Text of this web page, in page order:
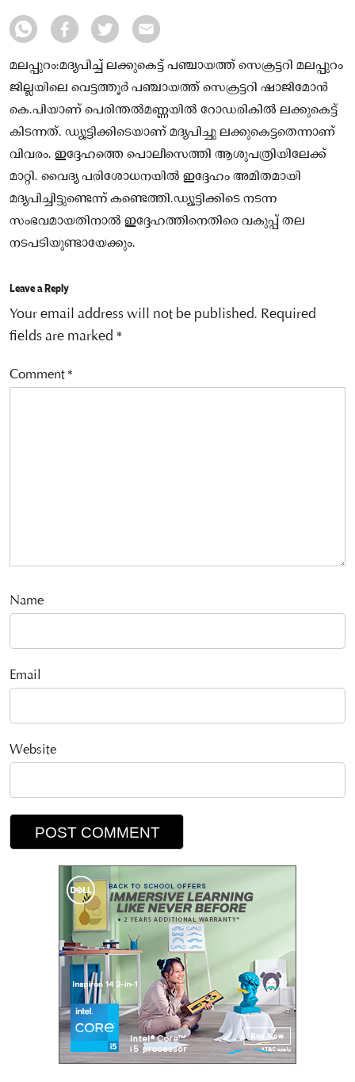
മലപ്പുറം:മദ്യപിച്ച് ലക്കുകെട്ട് പഞ്ചായത്ത് സെക്രട്ടറി മലപ്പുറം
ജില്ലയിലെ വെട്ടത്തൂർ പഞ്ചായത്ത് സെക്രട്ടറി ഷാജിമോൻ
കെ.പിയാണ് പെരിന്തൽമണ്ണയിൽ റോഡരികിൽ ലക്കുകെട്ട്
കിടന്നത്. ഡ്യൂട്ടിക്കിടെയാണ് മദ്യപിച്ചു ലക്കുകെട്ടതെന്നാണ്
വിവരം. ഇദ്ദേഹത്തെ പൊലീസെത്തി ആശുപത്രിയിലേക്ക്
മാറ്റി. വൈദ്യ പരിശോധനയിൽ ഇദ്ദേഹം അമിതമായി
മദ്യപിച്ചിട്ടുണ്ടെന്ന് കണ്ടെത്തി.ഡ്യൂട്ടിക്കിടെ നടന്ന
സംഭവമായതിനാൽ ഇദ്ദേഹത്തിനെതിരെ വകുപ്പ് തല
നടപടിയുണ്ടായേക്കും.
Leave a Reply
Your email address will not be published. Required
fields are marked *
Comment*
Name
Email
Website